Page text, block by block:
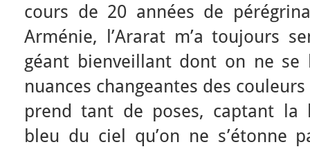
cours de 20 années de
Arménie, l’Ararat m’a toujours
géant bienveillant dont on ne se
nuances changeantes des
prend tant de poses, captant
bleu du ciel qu’on ne s’étonne